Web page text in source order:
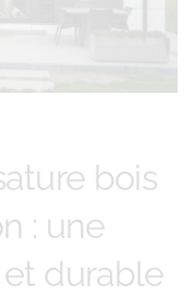
bois
: une
durable